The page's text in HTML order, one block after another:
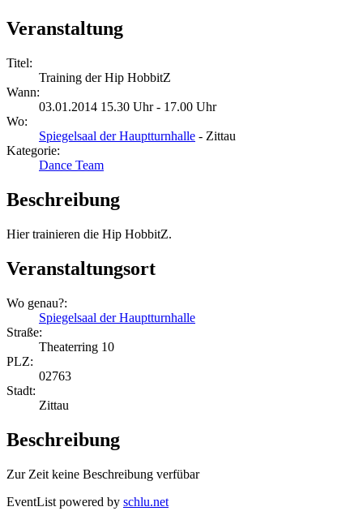
Veranstaltung
Titel:
Training der Hip HobbitZ
Wann:
03.01.2014 15.30 Uhr - 17.00 Uhr
Wo:
Spiegelsaal der Hauptturnhalle - Zittau
Kategorie:
Dance Team
Beschreibung
Hier trainieren die Hip HobbitZ.
Veranstaltungsort
Wo genau?:
Spiegelsaal der Hauptturnhalle
Straße:
Theaterring 10
PLZ:
02763
Stadt:
Zittau
Beschreibung
Zur Zeit keine Beschreibung verfübar
EventList powered by schlu.net